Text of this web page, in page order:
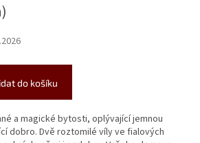
do košíku
a magické bytosti, oplývající jemnou
dobro. Dvě roztomilé víly ve fialových